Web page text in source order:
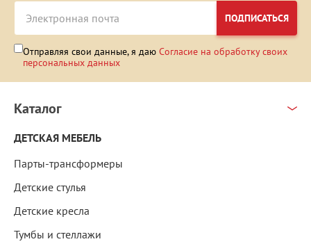
ПОДПИСАТЬСЯ
Отправляя свои данные, я даю Согласие на обработку своих
персональных данных
Каталог
ДЕТСКАЯ МЕБЕЛЬ
Парты-трансформеры
Детские стулья
Детские кресла
Тумбы и стеллажи